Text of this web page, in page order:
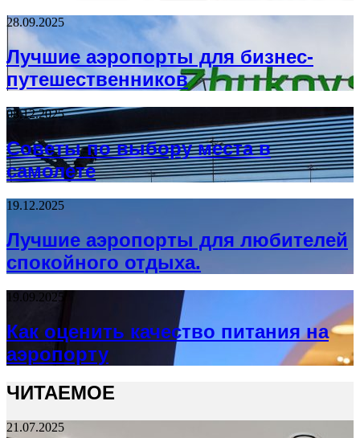
28.09.2025
Лучшие аэропорты для бизнес-
путешественников
08.12.2025
Советы по выбору места в
самолете
19.12.2025
Лучшие аэропорты для любителей
спокойного отдыха.
19.09.2025
Как оценить качество питания на
аэропорту
ЧИТАЕМОЕ
21.07.2025